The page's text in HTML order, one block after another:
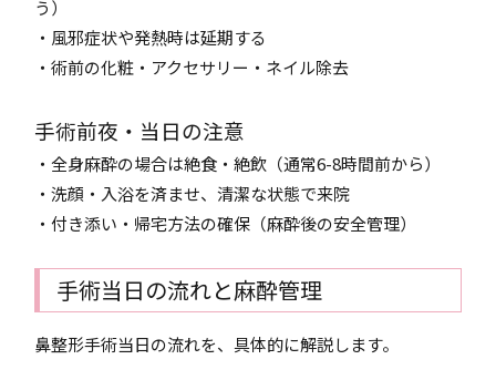
う）
・風邪症状や発熱時は延期する
・術前の化粧・アクセサリー・ネイル除去
手術前夜・当日の注意
・全身麻酔の場合は絶食・絶飲（通常6-8時間前から）
・洗顔・入浴を済ませ、清潔な状態で来院
・付き添い・帰宅方法の確保（麻酔後の安全管理）
手術当日の流れと麻酔管理
鼻整形手術当日の流れを、具体的に解説します。